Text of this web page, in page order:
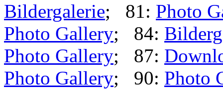
Bildergalerie; 81: Photo
Photo Gallery; 84:
Photo Gallery; 87:
Photo Gallery; 90: Photo